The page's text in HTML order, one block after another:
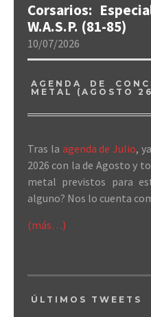
Corsarios:
W.A.S.P. (81-85)
10/07/2026
AGENDA DE
METAL (AGOSTO
Tras la agenda de Julio,
2026 con la de Agosto y
metal previstos para
alguno? Nos lo cuenta
(más…)
ÚLTIMOS TWEETS